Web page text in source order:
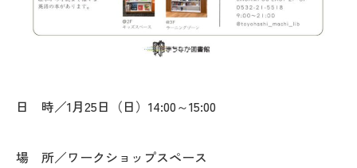
日 時／1月25日（日）14:00～15:00
場 所／ワークショップスペース